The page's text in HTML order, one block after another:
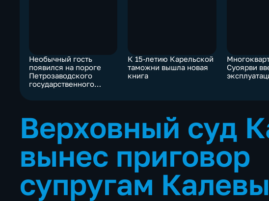
Необычный гость
появился на пороге
Петрозаводского
государственного
К 15-летию Карельской
таможни вышла новая
книга
Суоярви
Верховный суд
вынес приговор
супругам